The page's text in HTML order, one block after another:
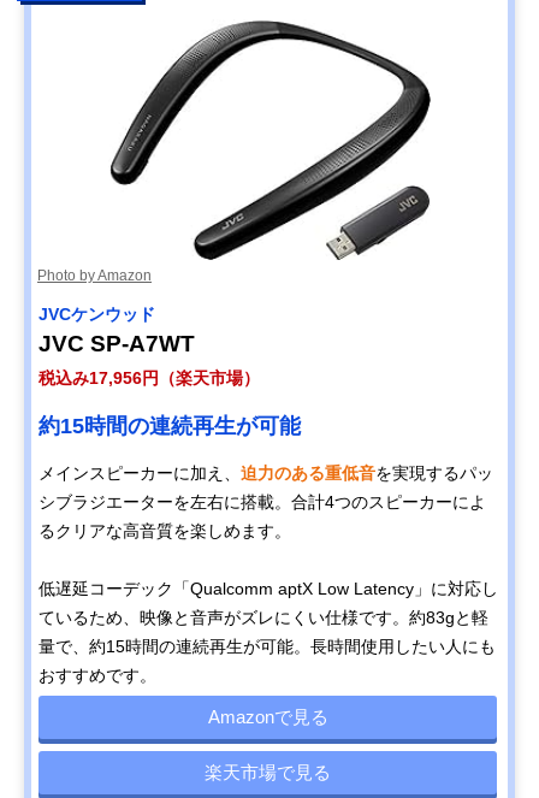
Photo by Amazon
JVCケンウッド
JVC SP-A7WT
税込み17,956円（楽天市場）
約15時間の連続再生が可能
メインスピーカーに加え、 迫力のある重低音を実現するパッ
シブラジエーターを左右に搭載。合計4つのスピーカーによ
るクリアな高音質を楽しめます。
低遅延コーデック「Qualcomm aptX Low Latency」に対応し
ているため、映像と音声がズレにくい仕様です。約83gと軽
量で、約15時間の連続再生が可能。長時間使用したい人にも
おすすめです。
Amazonで見る
楽天市場で見る